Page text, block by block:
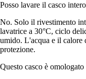
Posso lavare il casco
No. Solo il rivestimento
lavatrice a 30°C, ciclo
umido. L'acqua e il calore
protezione.
Questo casco è